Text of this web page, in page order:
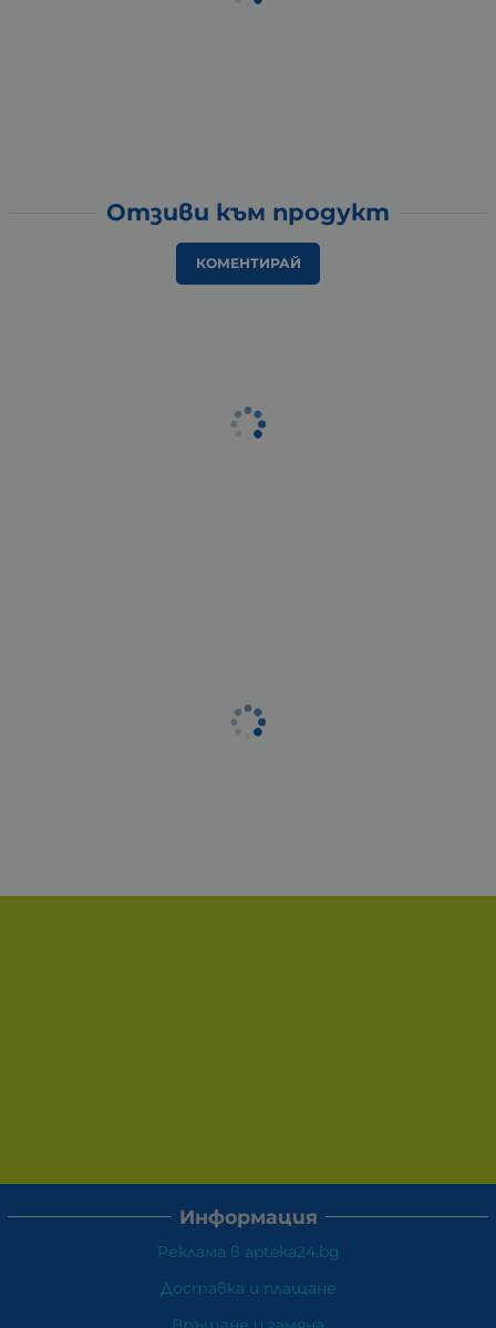
Отзиви към продукт
КОМЕНТИРАЙ
Информация
Реклама в apteka24.bg
Доставка и плащане